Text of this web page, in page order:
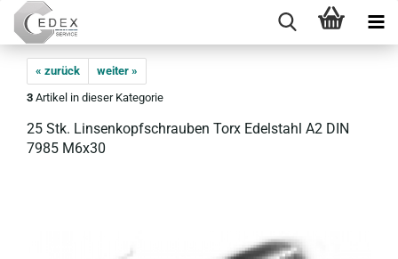
« zurück
weiter »
3 Artikel in dieser Kategorie
25 Stk. Lin­sen­kopf­schrau­ben Torx Edel­stahl A2 DIN
7985 M6x30